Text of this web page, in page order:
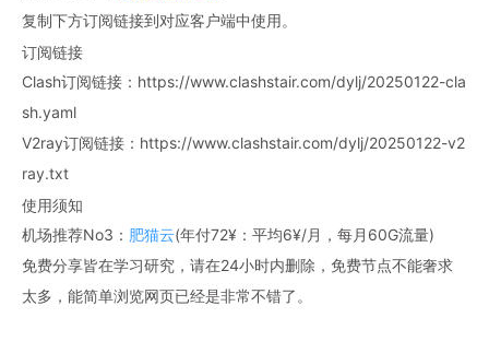
复制下方订阅链接到对应客户端中使用。
订阅链接
Clash订阅链接：https://www.clashstair.com/dylj/20250122-cla
sh.yaml
V2ray订阅链接：https://www.clashstair.com/dylj/20250122-v2
ray.txt
使用须知
机场推荐No3： 肥猫云(年付72¥：平均6¥/月，每月60G流量)
免费分享皆在学习研究，请在24小时内删除，免费节点不能奢求
太多，能简单浏览网页已经是非常不错了。